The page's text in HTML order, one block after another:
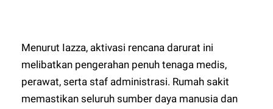
Menurut Iazza, aktivasi rencana darurat ini
melibatkan pengerahan penuh tenaga medis,
perawat, serta staf administrasi. Rumah sakit
memastikan seluruh sumber daya manusia dan